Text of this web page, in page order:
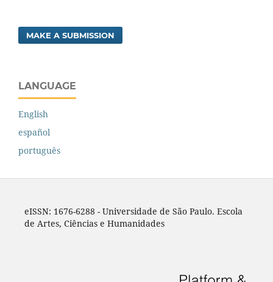
MAKE A SUBMISSION
LANGUAGE
English
español
português
eISSN: 1676-6288 - Universidade de São Paulo. Escola
de Artes, Ciências e Humanidades